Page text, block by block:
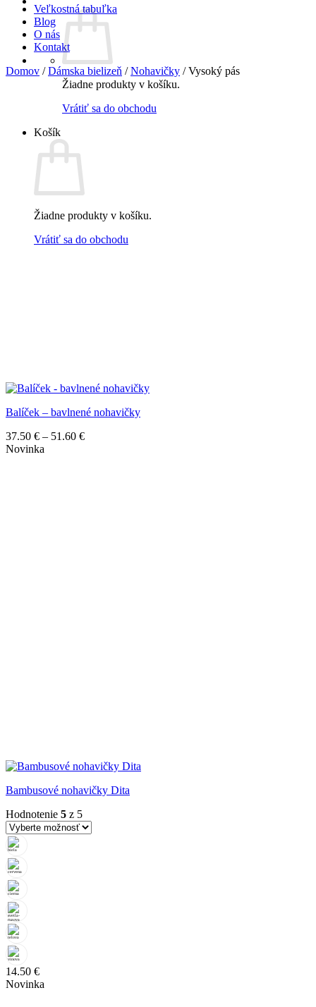
Žiadne produkty v košíku.
Vrátiť sa do obchodu
Košík
Žiadne produkty v košíku.
Vrátiť sa do obchodu
Veľkostná tabuľka
Blog
O nás
Kontakt
Domov / Dámska bielizeň / Nohavičky /Vysoký pás
Balíček – bavlnené nohavičky
37.50 € – 51.60 €Price
Novinka
Bambusové nohavičky Dita
Hodnotenie 5 z 5
14.50 €
Novinka